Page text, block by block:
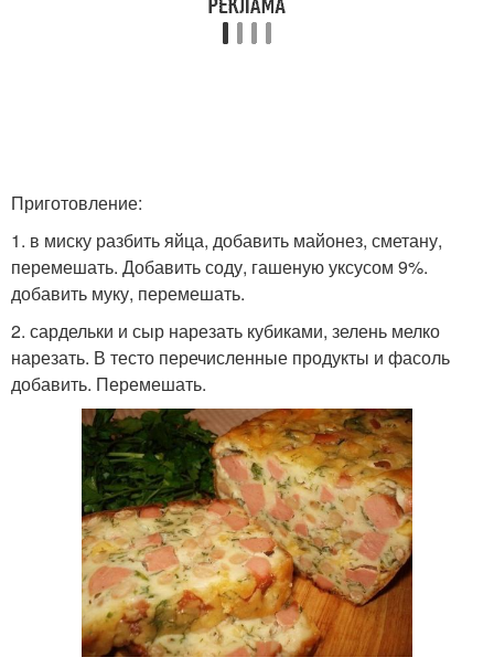
Приготовление:
1. в миску разбить яйца, добавить майонез, сметану,
перемешать. Добавить соду, гашеную уксусом 9%.
добавить муку, перемешать.
2. сардельки и сыр нарезать кубиками, зелень мелко
нарезать. В тесто перечисленные продукты и фасоль
добавить. Перемешать.